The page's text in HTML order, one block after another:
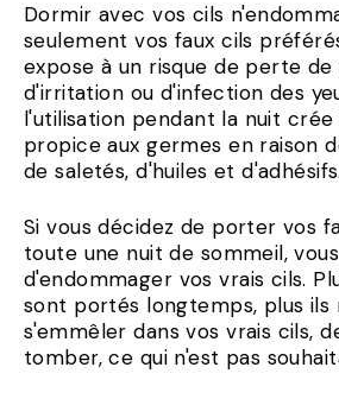
Dormir avec vos cils
seulement vos faux cils
expose à un risque de perte de
d'irritation ou d'infection des
l'utilisation pendant la nuit
propice aux germes en raison
de saletés, d'huiles et d'adhésifs.
Si vous décidez de porter vos
toute une nuit de sommeil,
d'endommager vos vrais cils.
sont portés longtemps, plus ils
s'emmêler dans vos vrais cils,
tomber, ce qui n'est pas